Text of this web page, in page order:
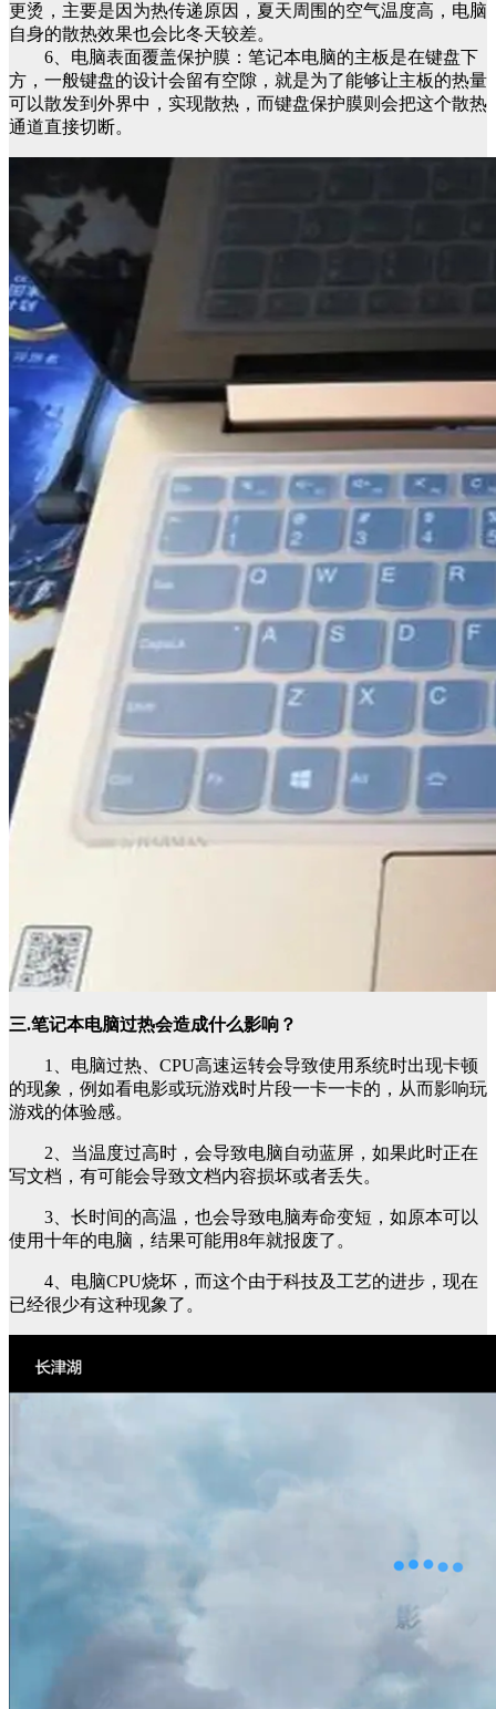
更烫，主要是因为热传递原因，夏天周围的空气温度高，电脑
自身的散热效果也会比冬天较差。
6、电脑表面覆盖保护膜：笔记本电脑的主板是在键盘下
方，一般键盘的设计会留有空隙，就是为了能够让主板的热量
可以散发到外界中，实现散热，而键盘保护膜则会把这个散热
通道直接切断。
三.笔记本电脑过热会造成什么影响？
1、电脑过热、CPU高速运转会导致使用系统时出现卡顿
的现象，例如看电影或玩游戏时片段一卡一卡的，从而影响玩
游戏的体验感。
2、当温度过高时，会导致电脑自动蓝屏，如果此时正在
写文档，有可能会导致文档内容损坏或者丢失。
3、长时间的高温，也会导致电脑寿命变短，如原本可以
使用十年的电脑，结果可能用8年就报废了。
4、电脑CPU烧坏，而这个由于科技及工艺的进步，现在
已经很少有这种现象了。